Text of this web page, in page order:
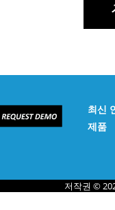
최신
제품
저작권 ©